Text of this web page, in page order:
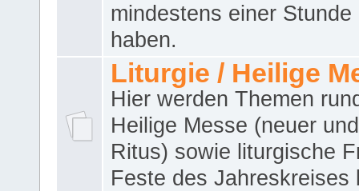
mindestens einer Stunde
haben.
Liturgie / Heilige
Hier werden Themen
Heilige Messe (neuer
Ritus) sowie liturgische
Feste des Jahreskreises